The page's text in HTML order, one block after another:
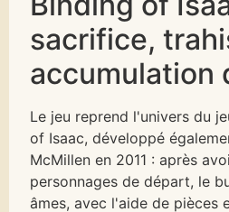
sacrifice,
accumulation
Le jeu reprend l'univers du
of Isaac, développé
McMillen en 2011 : après
personnages de départ, le
âmes, avec l'aide de pièces